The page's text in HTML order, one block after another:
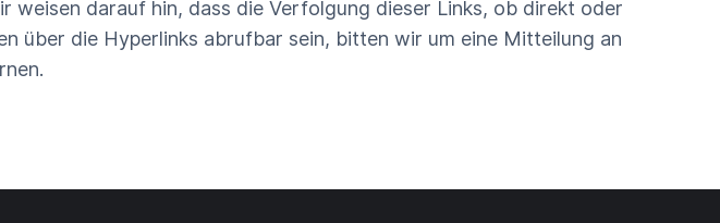
darauf hin, dass die Verfolgung dieser Links, ob direkt oder
über die Hyperlinks abrufbar sein, bitten wir um eine Mitteilung an